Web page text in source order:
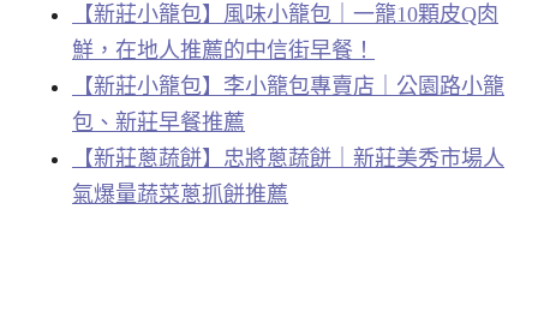
【新莊小籠包】風味小籠包｜一籠10顆皮Q肉
鮮，在地人推薦的中信街早餐！
【新莊小籠包】李小籠包專賣店｜公園路小籠
包、新莊早餐推薦
【新莊蔥蔬餅】忠將蔥蔬餅｜新莊美秀市場人
氣爆量蔬菜蔥抓餅推薦